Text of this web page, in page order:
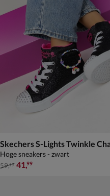
Hoge sneakers - zwart
van € 59,99 voor € 41,99
59,99 41,99